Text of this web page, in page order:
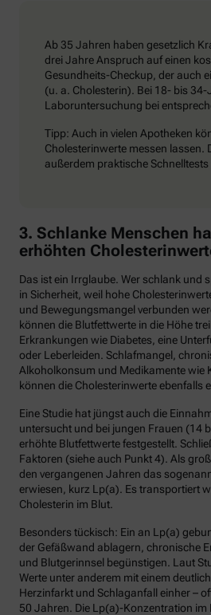
Ab 35 Jahren haben gesetzlich
drei Jahre Anspruch auf einen
Gesundheits-Checkup, der auch
(u. a. Cholesterin). Bei 18- bis
Laboruntersuchung bei
Tipp: Auch in vielen Apotheken
Cholesterinwerte messen lassen.
außerdem praktische Schnelltests
3. Schlanke Menschen
erhöhten
Das ist ein Irrglaube. Wer schlank und
in Sicherheit, weil hohe
und Bewegungsmangel verbunden
können die Blutfettwerte in die Höhe
Erkrankungen wie Diabetes, eine
oder Leberleiden. Schlafmangel,
Alkoholkonsum und Medikamente wie
können die Cholesterinwerte ebenfalls
Eine Studie hat jüngst auch die
untersucht und bei jungen Frauen (14
erhöhte Blutfettwerte festgestellt.
Faktoren (siehe auch Punkt 4). Als
den vergangenen Jahren das
erwiesen, kurz Lp(a). Es transportiert
Cholesterin im Blut.
Besonders tückisch: Ein an Lp(a)
der Gefäßwand ablagern, chronische
und Blutgerinnsel begünstigen. Laut
Werte unter anderem mit einem
Herzinfarkt und Schlaganfall einher –
50 Jahren. Die Lp(a)-Konzentration im